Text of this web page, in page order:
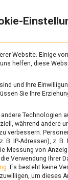
zu
&
Website. Einige
helfen, diese
und Ihre
Sie Ihre
Technologien
während andere
verbessern.
B. IP-Adressen), z.
Messung von
Verwendung Ihrer
. Es besteht keine
um dieses